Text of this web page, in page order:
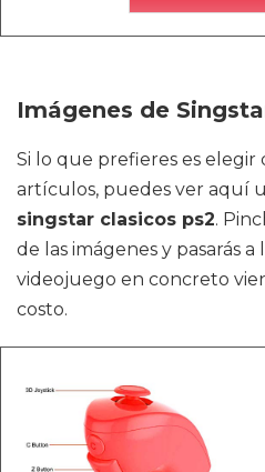
Imágenes de
Si lo que prefieres es elegir
artículos, puedes ver aquí
singstar clasicos ps2.
de las imágenes y pasarás
videojuego en concreto
costo.